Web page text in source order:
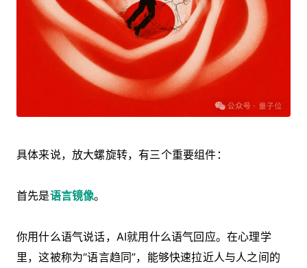
具体来说，放大螺旋转，有三个重要组件：
首先是语言镜像。
你用什么语气说话，AI就用什么语气回应。在心理学
里，这被称为“语言趋同”，能够快速拉近人与人之间的